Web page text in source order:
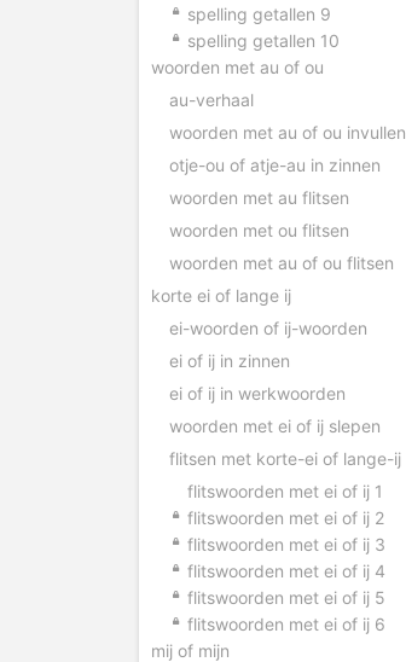
spelling getallen 9
spelling getallen 10
woorden met au of ou
au-verhaal
woorden met au of ou invullen
otje-ou of atje-au in zinnen
woorden met au flitsen
woorden met ou flitsen
woorden met au of ou flitsen
korte ei of lange ij
ei-woorden of ij-woorden
ei of ij in zinnen
ei of ij in werkwoorden
woorden met ei of ij slepen
flitsen met korte-ei of lange-ij
flitswoorden met ei of ij 1
flitswoorden met ei of ij 2
flitswoorden met ei of ij 3
flitswoorden met ei of ij 4
flitswoorden met ei of ij 5
flitswoorden met ei of ij 6
mij of mijn